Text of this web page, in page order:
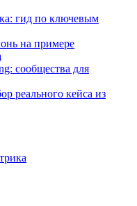
гид по ключевым
на примере
сообщества для
реального кейса из